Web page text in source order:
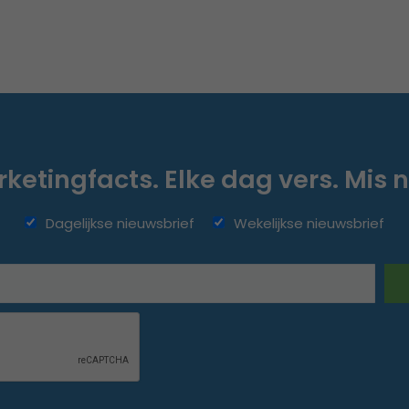
Elke dag vers. Mis
Dagelijkse nieuwsbrief Wekelijkse nieuwsbrief